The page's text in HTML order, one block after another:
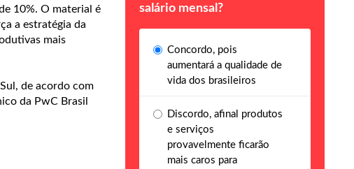
10%. O material é
a estratégia da
mais
de acordo com
da PwC Brasil
salário mensal?
Concordo, pois
aumentará a qualidade de
vida dos brasileiros
Discordo, afinal produtos
e serviços
provavelmente ficarão
mais caros para